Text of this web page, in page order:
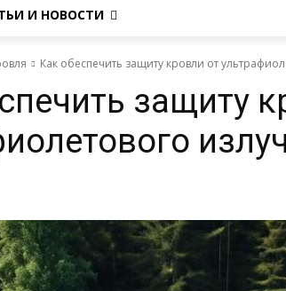
И НОВОСТИ
Как обеспечить защиту кровли от
защиту